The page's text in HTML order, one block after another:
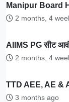
Manipur Board
2 months, 4
AIIMS PG सीट
2 months, 4
TTD AEE, AE &
3 months ago